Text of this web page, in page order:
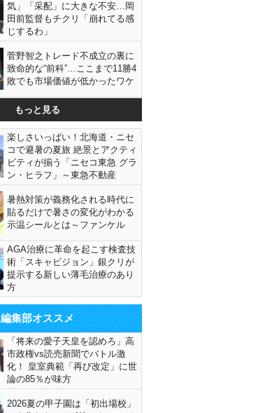
気」「采配」に大きな不安…岡
田前監督もチクリ「崩れてる感
じするわ」
菅野智之トレード不成立の裏に
致命的な“前科”…ここまで11勝4
敗でも市場価値が低かったワケ
もっと見る
楽しさいっぱい！北海道・ニセ
コで避暑の夏旅 絶景とアクティ
ビティが揃う「ニセコ東急 グラ
ン・ヒラフ」～東急不動産
暑熱対策が義務化される時代に
貼るだけで暑さの変化がわかる
示温シールとは～ファンケル
AGA治療に革命を起こす検査技
術「スキャビジョン」銀クリが
提示する新しい薄毛治療のあり
方
編集部オススメ
「将来の愛子天皇を認めろ」高
市政権vs読売新聞でバトル激
化！ 皇室典範「再び改定」に世
論の85％が味方
2026夏の甲子園は「初出場校」